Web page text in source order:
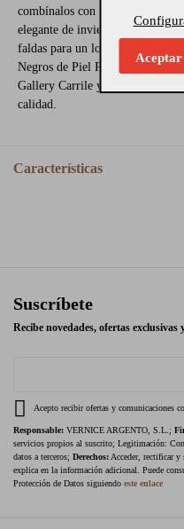
combínalos con un vestido
elegante de invierno. También
faldas para un look más casual
Negros de Piel Pons Quintana
Gallery Carrile y eleva tu estilo
calidad.
Características
Suscríbete
Recibe novedades, ofertas
Acepto recibir ofertas y comunicaciones
Responsable: VERNICE ARGENTO, S.L.;
servicios propios al suscrito; Legitimación:
datos a terceros; Derechos: Acceder, rectificar
explica en la información adicional. Puede
Protección de Datos siguiendo este enlace
Aceptar